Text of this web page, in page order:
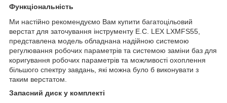
Функціональність
Ми настійно рекомендуємо Вам купити багатоцільовий
верстат для заточування інструменту E.C. LEX LXMFS55,
представлена модель обладнана надійною системою
регулювання робочих параметрів та системою заміни баз для
коригування робочих параметрів та можливості охоплення
більшого спектру завдань, які можна було б виконувати з
таким верстатом.
Запасний диск у комплекті